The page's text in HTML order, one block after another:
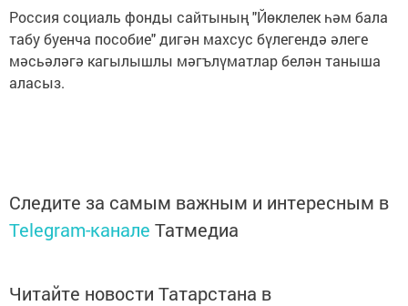
Россия социаль фонды сайтының "Йөклелек һәм бала
табу буенча пособие" дигән махсус бүлегендә әлеге
мәсьәләгә кагылышлы мәгълүматлар белән таныша
аласыз.
Следите за самым важным и интересным в
Telegram-канале Татмедиа
Читайте новости Татарстана в